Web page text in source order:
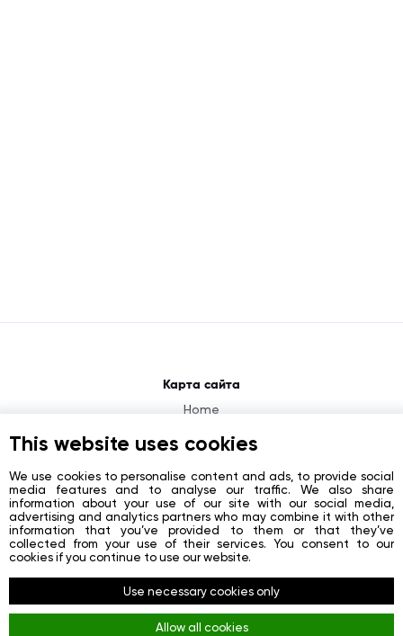
Карта сайта
Home
About
Contacts
Registration
Login
Социальные сети
Facebook
This website uses cookies
We use cookies to personalise content and ads, to provide social
media features and to analyse our traffic. We also share
information about your use of our site with our social media,
advertising and analytics partners who may combine it with other
information that you’ve provided to them or that they’ve
collected from your use of their services. You consent to our
cookies if you continue to use our website.
Use necessary cookies only
Allow all cookies